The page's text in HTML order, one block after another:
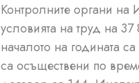
Контролните органи
условията на труд на
началото на годината
са осъществени по